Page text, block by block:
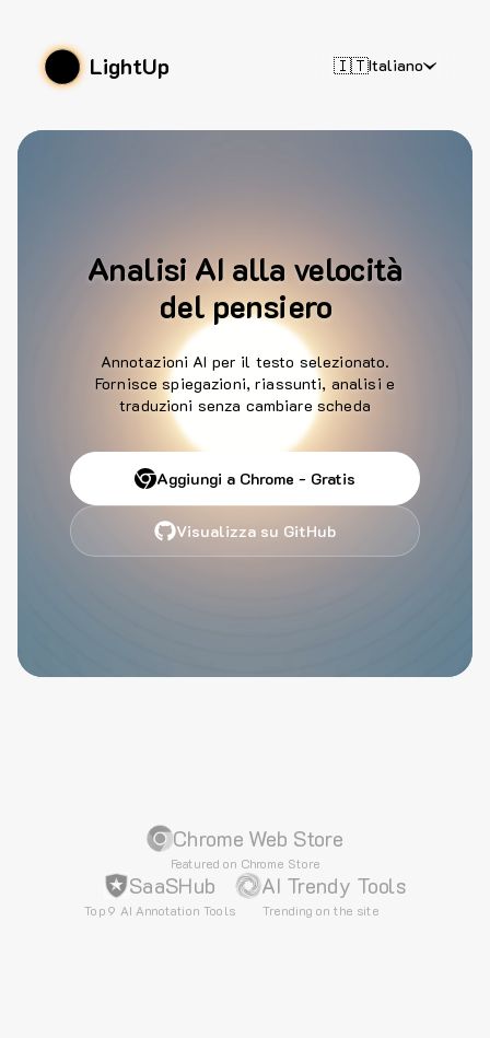
LightUp 🇮🇹Italiano
Analisi AI alla velocità
del pensiero
Annotazioni AI per il testo selezionato.
Fornisce spiegazioni, riassunti, analisi e
traduzioni senza cambiare scheda
Aggiungi a Chrome - Gratis
Visualizza su GitHub
Chrome Web Store
Featured on Chrome Store
SaaSHub
Top 9 AI Annotation Tools
AI Trendy Tools
Trending on the site